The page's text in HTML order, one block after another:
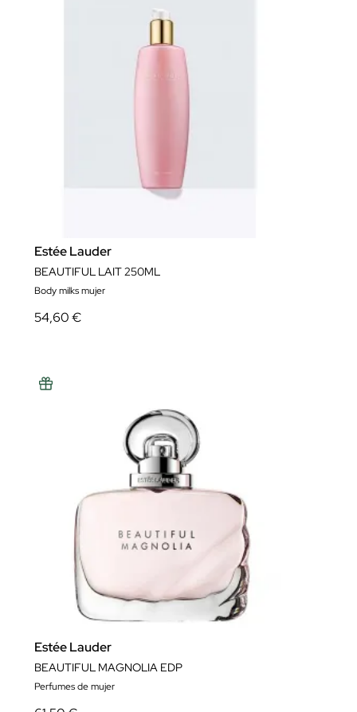
Estée Lauder
BEAUTIFUL LAIT 250ML
Body milks mujer
54,60 €
Estée Lauder
BEAUTIFUL MAGNOLIA EDP
Perfumes de mujer